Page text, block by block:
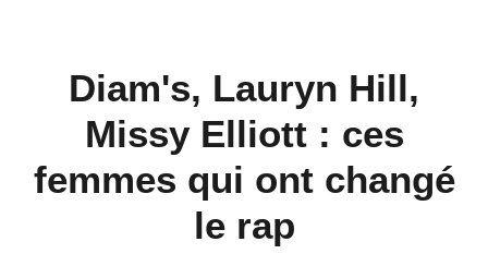
Diam's, Lauryn Hill,
Missy Elliott : ces
femmes qui ont changé
le rap